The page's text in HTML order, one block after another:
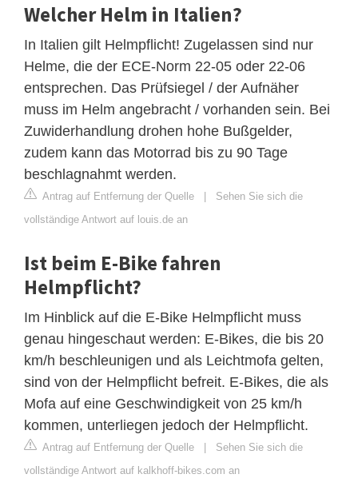
Welcher Helm in Italien?
In Italien gilt Helmpflicht! Zugelassen sind nur
Helme, die der ECE-Norm 22-05 oder 22-06
entsprechen. Das Prüfsiegel / der Aufnäher
muss im Helm angebracht / vorhanden sein. Bei
Zuwiderhandlung drohen hohe Bußgelder,
zudem kann das Motorrad bis zu 90 Tage
beschlagnahmt werden.
Antrag auf Entfernung der Quelle | Sehen Sie sich die
vollständige Antwort auf louis.de an
Ist beim E-Bike fahren
Helmpflicht?
Im Hinblick auf die E-Bike Helmpflicht muss
genau hingeschaut werden: E-Bikes, die bis 20
km/h beschleunigen und als Leichtmofa gelten,
sind von der Helmpflicht befreit. E-Bikes, die als
Mofa auf eine Geschwindigkeit von 25 km/h
kommen, unterliegen jedoch der Helmpflicht.
Antrag auf Entfernung der Quelle | Sehen Sie sich die
vollständige Antwort auf kalkhoff-bikes.com an